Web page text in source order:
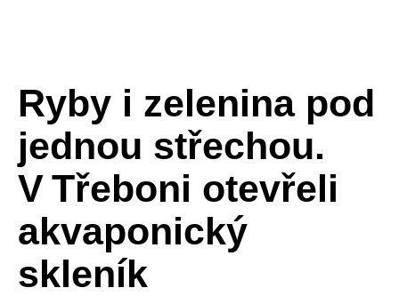
Ryby i zelenina pod
jednou střechou.
V Třeboni otevřeli
akvaponický
skleník